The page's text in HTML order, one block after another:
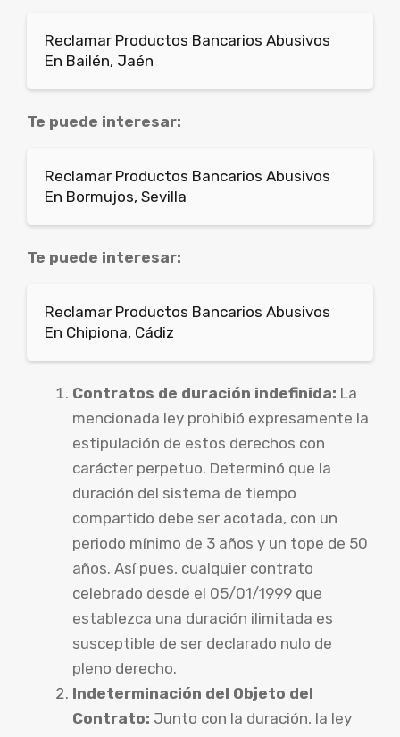
Reclamar Productos Bancarios Abusivos
En Bailén, Jaén
Te puede interesar:
Reclamar Productos Bancarios Abusivos
En Bormujos, Sevilla
Te puede interesar:
Reclamar Productos Bancarios Abusivos
En Chipiona, Cádiz
Contratos de duración indefinida: La
mencionada ley prohibió expresamente la
estipulación de estos derechos con
carácter perpetuo. Determinó que la
duración del sistema de tiempo
compartido debe ser acotada, con un
periodo mínimo de 3 años y un tope de 50
años. Así pues, cualquier contrato
celebrado desde el 05/01/1999 que
establezca una duración ilimitada es
susceptible de ser declarado nulo de
pleno derecho.
Indeterminación del Objeto del
Contrato: Junto con la duración, la ley